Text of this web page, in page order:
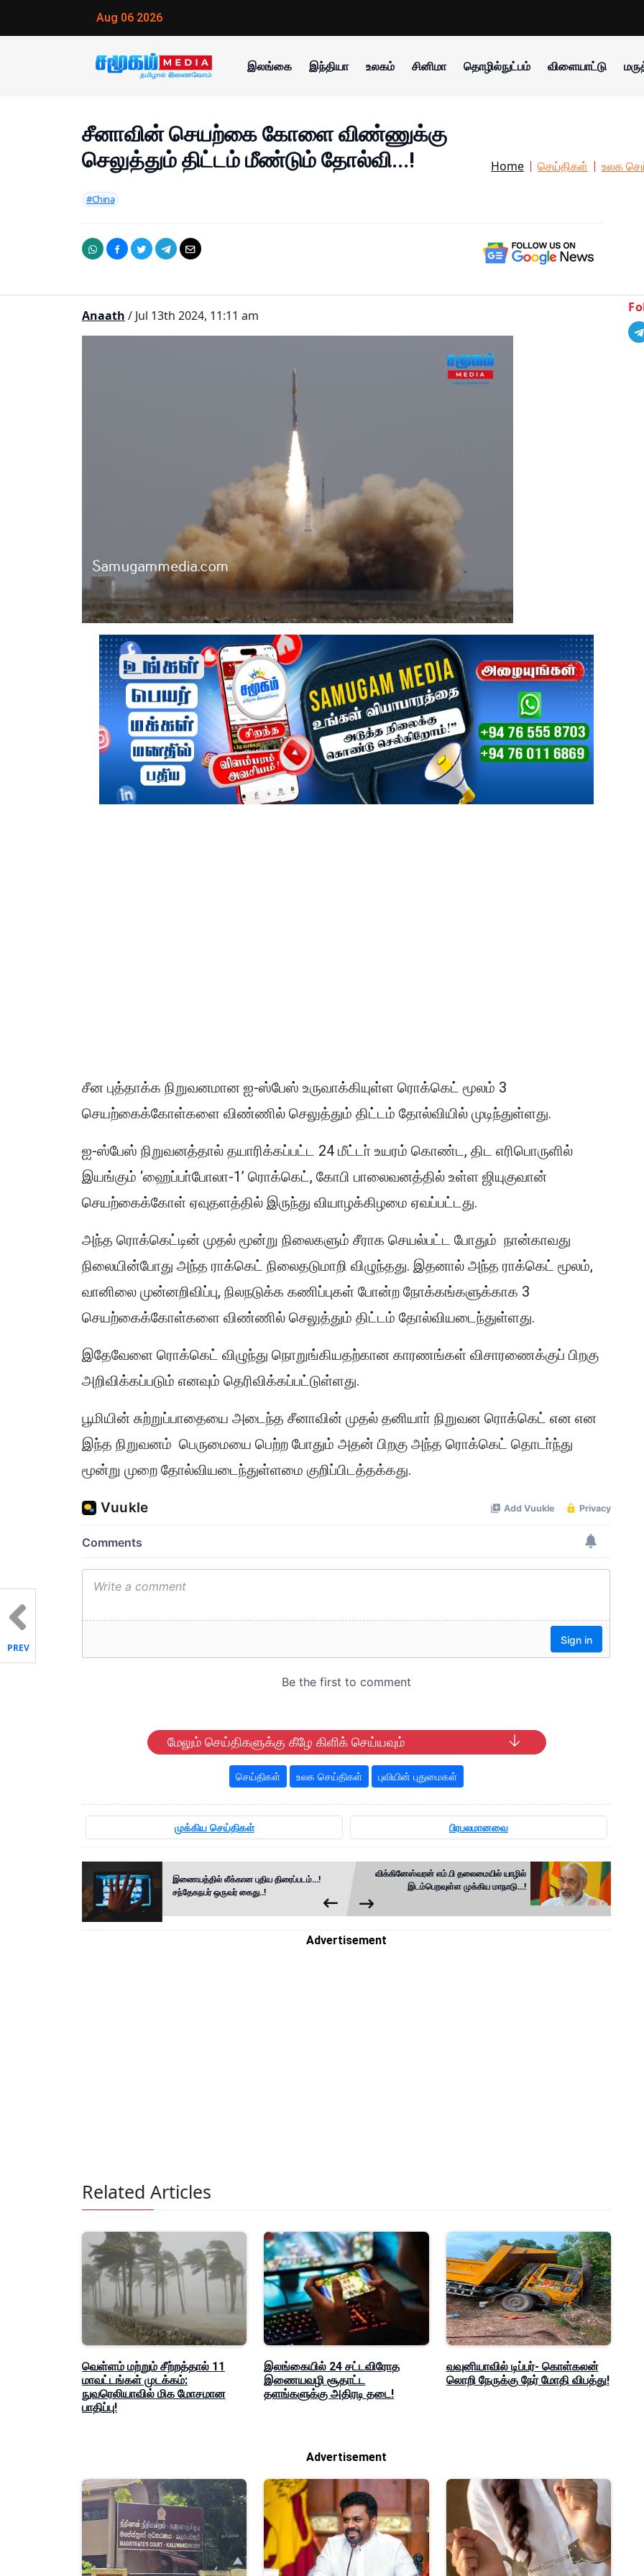
Aug 06 2026
இலங்கை இந்தியா உலகம் சினிமா தொழில்நுட்பம் விளையாட்டு
சீனாவின் செயற்கை கோளை விண்ணுக்கு
செலுத்தும் திட்டம் மீண்டும் தோல்வி...!
#China
Home செய்திகள் உலக
Anaath / Jul 13th 2024, 11:11 am
சீன புத்தாக்க நிறுவனமான ஐ-ஸ்பேஸ் உருவாக்கியுள்ள ரொக்கெட் மூலம் 3
செயற்கைக்கோள்களை விண்ணில் செலுத்தும் திட்டம் தோல்வியில் முடிந்துள்ளது.
ஐ-ஸ்பேஸ் நிறுவனத்தால் தயாரிக்கப்பட்ட 24 மீட்டா் உயரம் கொண்ட, திட எரிபொருளில்
இயங்கும் ‘ஹைப்பா்போலா-1’ ரொக்கெட், கோபி பாலைவனத்தில் உள்ள ஜியுகுவான்
செயற்கைக்கோள் ஏவுதளத்தில் இருந்து வியாழக்கிழமை ஏவப்பட்டது.
அந்த ரொக்கெட்டின் முதல் மூன்று நிலைகளும் சீராக செயல்பட்ட போதும் நான்காவது
நிலையின்போது அந்த ராக்கெட் நிலைதடுமாறி விழுந்தது. இதனால் அந்த ராக்கெட் மூலம்,
வானிலை முன்னறிவிப்பு, நிலநடுக்க கணிப்புகள் போன்ற நோக்கங்களுக்காக 3
செயற்கைக்கோள்களை விண்ணில் செலுத்தும் திட்டம் தோல்வியடைந்துள்ளது.
இதேவேளை ரொக்கெட் விழுந்து நொறுங்கியதற்கான காரணங்கள் விசாரணைக்குப் பிறகு
அறிவிக்கப்படும் எனவும் தெரிவிக்கப்பட்டுள்ளது.
பூமியின் சுற்றுப்பாதையை அடைந்த சீனாவின் முதல் தனியாா் நிறுவன ரொக்கெட் என என
இந்த நிறுவனம் பெருமையை பெற்ற போதும் அதன் பிறகு அந்த ரொக்கெட் தொடா்ந்து
மூன்று முறை தோல்வியடைந்துள்ளமை குறிப்பிடத்தக்கது.
மேலும் செய்திகளுக்கு கீழே கிளிக் செய்யவும்
செய்திகள் உலக செய்திகள் புவியின் புதுமைகள்
முக்கிய செய்திகள் பிரபலமானவை
இணையத்தில் லீக்கான புதிய திரைப்படம்...!
சந்தேகநபர் ஒருவர் கைது..!
விக்கினேஸ்வரன் எம்.பி தலைமையில் யாழில்
இடம்பெறவுள்ள முக்கிய மாநாடு...!
PREV
Advertisement
Related Articles
வெள்ளம் மற்றும் சீற்றத்தால் 11
மாவட்டங்கள் முடக்கம்:
நுவரெலியாவில் மிக மோசமான
பாதிப்பு!
இலங்கையில் 24 சட்டவிரோத
இணையவழி சூதாட்ட
தளங்களுக்கு அதிரடி தடை!
வவுனியாவில் டிப்பர்- கொள்கலன்
லொறி நேருக்கு நேர் மோதி விபத்து!
Advertisement